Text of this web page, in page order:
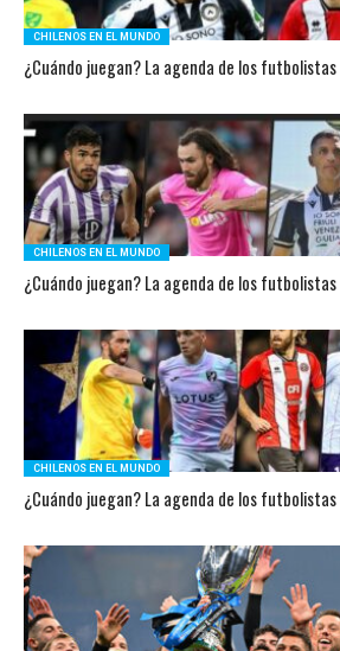
CHILENOS EN EL MUNDO
¿Cuándo juegan? La agenda de los futbolistas
CHILENOS EN EL MUNDO
¿Cuándo juegan? La agenda de los futbolistas
CHILENOS EN EL MUNDO
¿Cuándo juegan? La agenda de los futbolistas